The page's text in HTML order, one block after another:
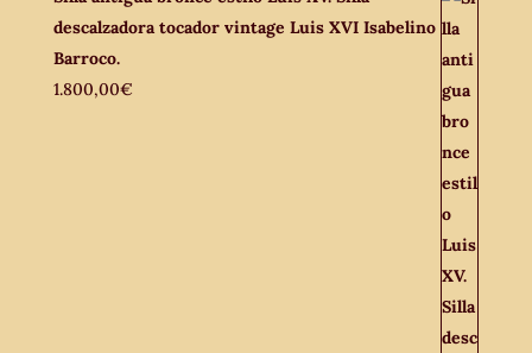
descalzadora tocador vintage Luis XVI Isabelino
Barroco.
1.800,00€